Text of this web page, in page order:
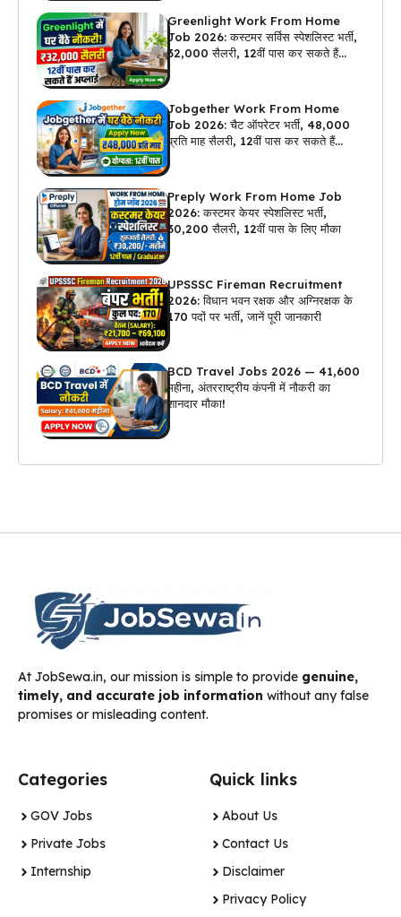
Greenlight Work From Home
Job 2026: कस्टमर सर्विस स्पेशलिस्ट भर्ती,
₹32,000 सैलरी, 12वीं पास कर सकते हैं
Jobgether Work From Home
Job 2026: चैट ऑपरेटर भर्ती, ₹48,000
प्रति माह सैलरी, 12वीं पास कर सकते हैं
Preply Work From Home Job
2026: कस्टमर केयर स्पेशलिस्ट भर्ती,
₹30,200 सैलरी, 12वीं पास के लिए मौका
UPSSSC Fireman Recruitment
2026: विधान भवन रक्षक और अग्निरक्षक के
170 पदों पर भर्ती, जानें पूरी जानकारी
BCD Travel Jobs 2026 — ₹41,600
महीना, अंतरराष्ट्रीय कंपनी में नौकरी का
शानदार मौका!
At JobSewa.in, our mission is simple to provide genuine,
timely, and accurate job information without any false
promises or misleading content.
Categories
GOV Jobs
Private Jobs
Internship
Quick links
About Us
Contact Us
Disclaimer
Privacy Policy